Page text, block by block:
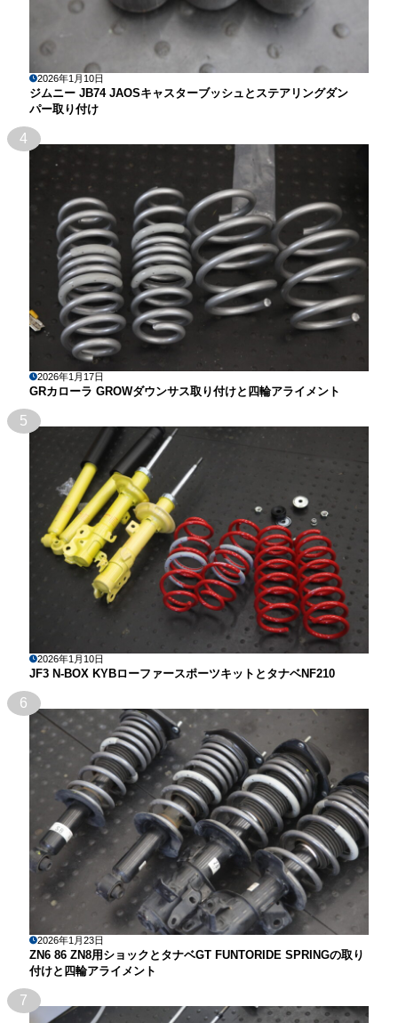
2026年1月10日
ジムニー JB74 JAOSキャスターブッシュとステアリングダン
パー取り付け
4
2026年1月17日
GRカローラ GROWダウンサス取り付けと四輪アライメント
5
2026年1月10日
JF3 N-BOX KYBローファースポーツキットとタナベNF210
6
2026年1月23日
ZN6 86 ZN8用ショックとタナベGT FUNTORIDE SPRINGの取り
付けと四輪アライメント
7